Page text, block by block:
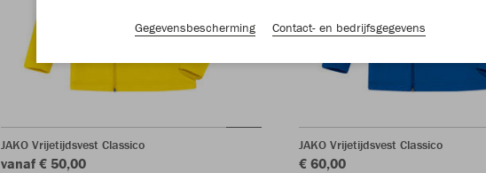
JAKO Vrijetijdsvest Classico
vanaf € 50,00
JAKO Vrijetijdsvest Classico
€ 60,00
Gegevensbescherming Contact- en bedrijfsgegevens